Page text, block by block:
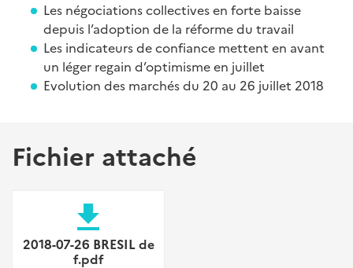
Les négociations collectives en forte baisse
depuis l’adoption de la réforme du travail
Les indicateurs de confiance mettent en avant
un léger regain d’optimisme en juillet
Evolution des marchés du 20 au 26 juillet 2018
Fichier attaché
file_download
2018-07-26 BRESIL de
f.pdf